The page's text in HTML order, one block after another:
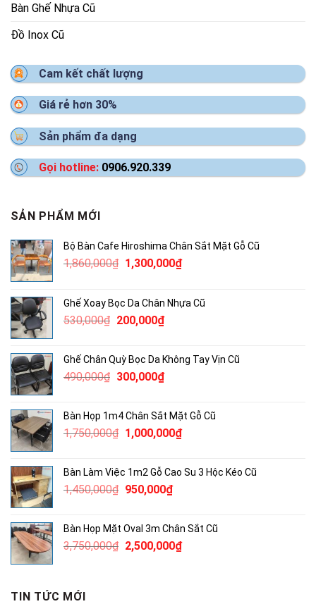
Bàn Ghế Nhựa Cũ
Đồ Inox Cũ
Cam kết chất lượng
Giá rẻ hơn 30%
Sản phẩm đa dạng
Gọi hotline: 0906.920.339
SẢN PHẨM MỚI
Bộ Bàn Cafe Hiroshima Chân Sắt Mặt Gỗ Cũ
1,860,000₫ Giá
1,860,000₫.
1,300,000₫Giá
là:
Ghế Xoay Bọc Da Chân Nhựa Cũ
530,000₫ Giá
530,000₫.
200,000₫Giá
là:
200,000₫.
Ghế Chân Quỳ Bọc Da Không Tay Vịn Cũ
490,000₫ Giá
490,000₫.
300,000₫Giá
là:
300,000₫.
Bàn Họp 1m4 Chân Sắt Mặt Gỗ Cũ
1,750,000₫ Giá
1,750,000₫.
1,000,000₫Giá
là:
Bàn Làm Việc 1m2 Gỗ Cao Su 3 Hộc Kéo Cũ
1,450,000₫ Giá
1,450,000₫.
950,000₫Giá
là:
950,000₫.
Bàn Họp Mặt Oval 3m Chân Sắt Cũ
3,750,000₫ Giá
2,500,000₫Giá
TIN TỨC MỚI